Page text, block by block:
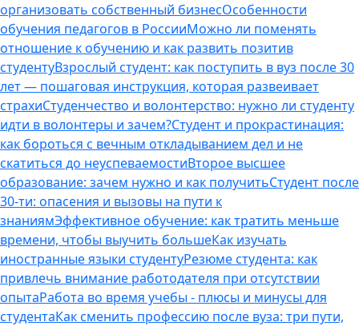
организовать собственный бизнесОсобенности
обучения педагогов в РоссииМожно ли поменять
отношение к обучению и как развить позитив
студентуВзрослый студент: как поступить в вуз после 30
лет — пошаговая инструкция, которая развеивает
страхиСтуденчество и волонтерство: нужно ли cтуденту
идти в волонтеры и зачем?Студент и прокрастинация:
как бороться с вечным откладыванием дел и не
скатиться до неуспеваемостиВторое высшее
образование: зачем нужно и как получитьСтудент после
30-ти: опасения и вызовы на пути к
знаниямЭффективное обучение: как тратить меньше
времени, чтобы выучить большеКак изучать
иностранные языки студентуРезюме студента: как
привлечь внимание работодателя при отсутствии
опытаРабота во время учебы - плюсы и минусы для
студентаКак сменить профессию после вуза: три пути,